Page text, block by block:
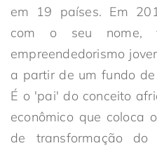
em 19 países. Em
com o seu nome,
empreendedorismo
a partir de um fundo
É o 'pai' do conceito
econômico que coloca
de transformação do